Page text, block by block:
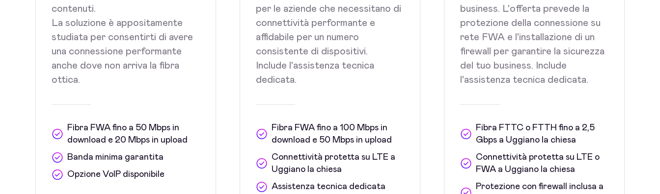
contenuti.
La soluzione è appositamente
studiata per consentirti di avere
una connessione performante
anche dove non arriva la fibra
ottica.
Fibra FWA fino a 50 Mbps in
download e 20 Mbps in upload
Banda minima garantita
Opzione VoIP disponibile
per le aziende che necessitano di
connettività performante e
affidabile per un numero
consistente di dispositivi.
Include l'assistenza tecnica
dedicata.
Fibra FWA fino a 100 Mbps in
download e 50 Mbps in upload
Connettività protetta su LTE a
Uggiano la chiesa
Assistenza tecnica dedicata
business. L'offerta prevede la
protezione della connessione su
rete FWA e l'installazione di un
firewall per garantire la sicurezza
del tuo business. Include
l'assistenza tecnica dedicata.
Fibra FTTC o FTTH fino a 2,5
Gbps a Uggiano la chiesa
Connettività protetta su LTE o
FWA a Uggiano la chiesa
Protezione con firewall inclusa a